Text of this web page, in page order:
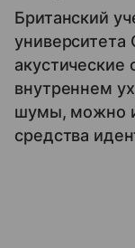
Британский
университета
внутреннем
шумы, можно
средства